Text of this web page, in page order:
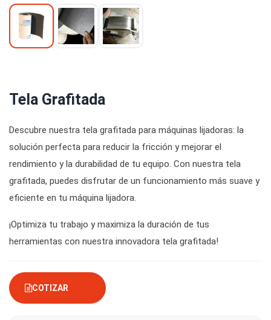
Tela Grafitada
Descubre nuestra tela grafitada para máquinas lijadoras: la
solución perfecta para reducir la fricción y mejorar el
rendimiento y la durabilidad de tu equipo. Con nuestra tela
grafitada, puedes disfrutar de un funcionamiento más suave y
eficiente en tu máquina lijadora.
¡Optimiza tu trabajo y maximiza la duración de tus
herramientas con nuestra innovadora tela grafitada!
COTIZAR